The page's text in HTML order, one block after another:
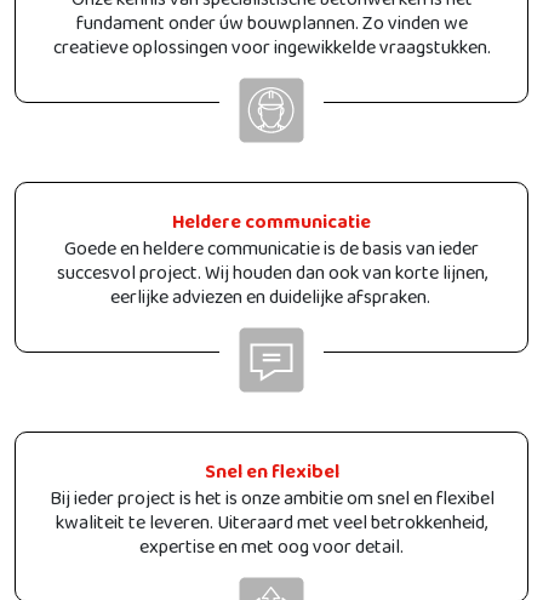
fundament onder úw bouwplannen. Zo vinden we
creatieve oplossingen voor ingewikkelde vraagstukken.
Heldere communicatie
Goede en heldere communicatie is de basis van ieder
succesvol project. Wij houden dan ook van korte lijnen,
eerlijke adviezen en duidelijke afspraken.
Snel en flexibel
Bij ieder project is het is onze ambitie om snel en flexibel
kwaliteit te leveren. Uiteraard met veel betrokkenheid,
expertise en met oog voor detail.